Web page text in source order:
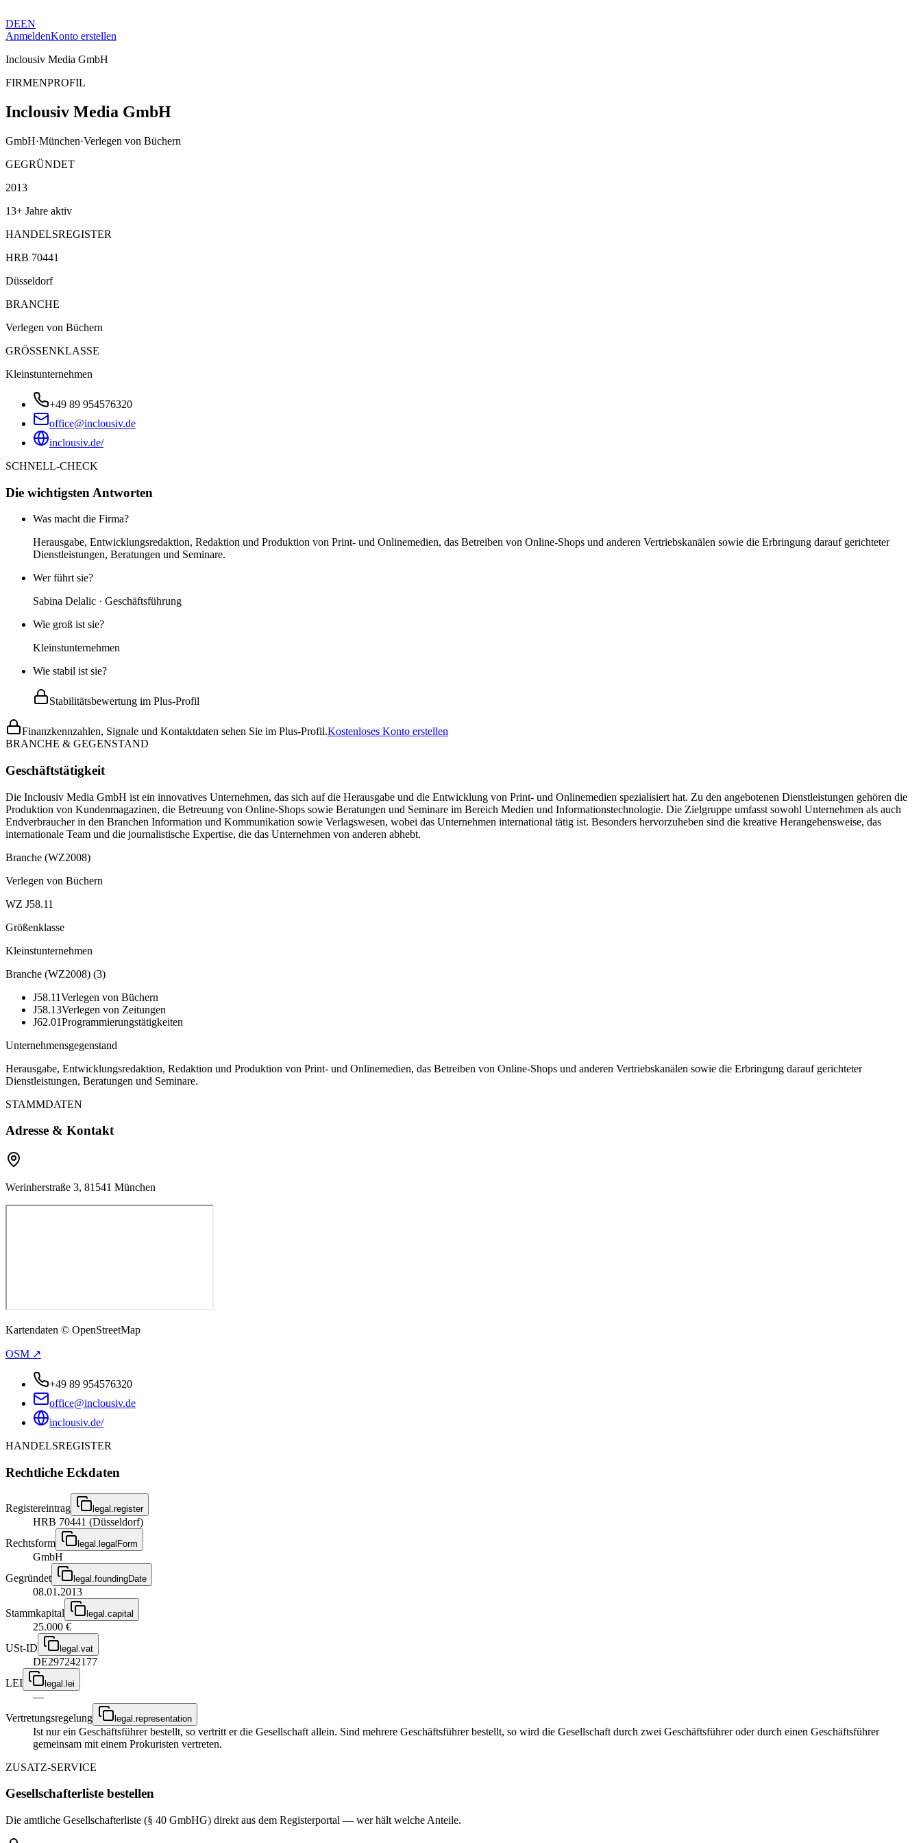
DEEN
AnmeldenKonto erstellen
Inclousiv Media GmbH
FIRMENPROFIL
Inclousiv Media GmbH
GmbH·München·Verlegen von Büchern
GEGRÜNDET
2013
13+ Jahre aktiv
HANDELSREGISTER
HRB 70441
Düsseldorf
BRANCHE
Verlegen von Büchern
GRÖSSENKLASSE
Kleinstunternehmen
+49 89 954576320
office@inclousiv.de
inclousiv.de/
SCHNELL-CHECK
Die wichtigsten Antworten
Was macht die Firma?
Herausgabe, Entwicklungsredaktion, Redaktion und Produktion von Print- und Onlinemedien, das Betreiben von Online-Shops und anderen Vertriebskanälen sowie die Erbringung darauf gerichteter
Dienstleistungen, Beratungen und Seminare.
Wer führt sie?
Sabina Delalic · Geschäftsführung
Wie groß ist sie?
Kleinstunternehmen
Wie stabil ist sie?
Stabilitätsbewertung im Plus-Profil
Finanzkennzahlen, Signale und Kontaktdaten sehen Sie im Plus-Profil.Kostenloses Konto erstellen
BRANCHE & GEGENSTAND
Geschäftstätigkeit
Die Inclousiv Media GmbH ist ein innovatives Unternehmen, das sich auf die Herausgabe und die Entwicklung von Print- und Onlinemedien spezialisiert hat. Zu den angebotenen Dienstleistungen gehören die
Produktion von Kundenmagazinen, die Betreuung von Online-Shops sowie Beratungen und Seminare im Bereich Medien und Informationstechnologie. Die Zielgruppe umfasst sowohl Unternehmen als auch
Endverbraucher in den Branchen Information und Kommunikation sowie Verlagswesen, wobei das Unternehmen international tätig ist. Besonders hervorzuheben sind die kreative Herangehensweise, das
internationale Team und die journalistische Expertise, die das Unternehmen von anderen abhebt.
Branche (WZ2008)
Verlegen von Büchern
WZ J58.11
Größenklasse
Kleinstunternehmen
Branche (WZ2008) (3)
J58.11Verlegen von Büchern
J58.13Verlegen von Zeitungen
J62.01Programmierungstätigkeiten
Unternehmensgegenstand
Herausgabe, Entwicklungsredaktion, Redaktion und Produktion von Print- und Onlinemedien, das Betreiben von Online-Shops und anderen Vertriebskanälen sowie die Erbringung darauf gerichteter
Dienstleistungen, Beratungen und Seminare.
STAMMDATEN
Adresse & Kontakt
Werinherstraße 3, 81541 München
Kartendaten © OpenStreetMap
OSM ↗
+49 89 954576320
office@inclousiv.de
inclousiv.de/
HANDELSREGISTER
Rechtliche Eckdaten
Registereintrag legal.register
HRB 70441 (Düsseldorf)
Rechtsform
legal.legalForm
GmbH
Gegründet
legal.foundingDate
08.01.2013
Stammkapital
legal.capital
25.000 €
USt-ID
legal.vat
DE297242177
LEI
legal.lei
—
Vertretungsregelung
legal.representation
Ist nur ein Geschäftsführer bestellt, so vertritt er die Gesellschaft allein. Sind mehrere Geschäftsführer bestellt, so wird die Gesellschaft durch zwei Geschäftsführer oder durch einen Geschäftsführer
gemeinsam mit einem Prokuristen vertreten.
ZUSATZ-SERVICE
Gesellschafterliste bestellen
Die amtliche Gesellschafterliste (§ 40 GmbHG) direkt aus dem Registerportal — wer hält welche Anteile.